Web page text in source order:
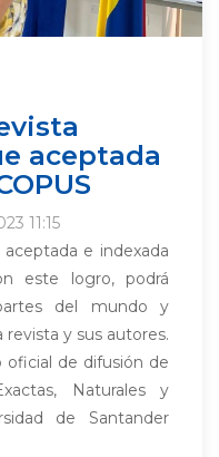
aceptada
11:15
e indexada
este logro, podrá
del mundo y
revista y sus autores.
oficial de difusión de
Naturales y
de Santander